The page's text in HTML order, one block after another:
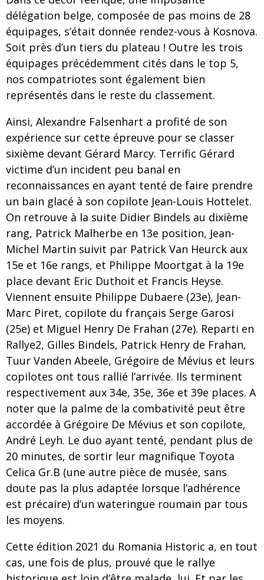
délégation belge, composée de pas moins de 28
équipages, s’était donnée rendez-vous à Kosnova.
Soit près d’un tiers du plateau ! Outre les trois
équipages précédemment cités dans le top 5,
nos compatriotes sont également bien
représentés dans le reste du classement.
Ainsi, Alexandre Falsenhart a profité de son
expérience sur cette épreuve pour se classer
sixième devant Gérard Marcy. Terrific Gérard
victime d’un incident peu banal en
reconnaissances en ayant tenté de faire prendre
un bain glacé à son copilote Jean-Louis Hottelet.
On retrouve à la suite Didier Bindels au dixième
rang, Patrick Malherbe en 13e position, Jean-
Michel Martin suivit par Patrick Van Heurck aux
15e et 16e rangs, et Philippe Moortgat à la 19e
place devant Eric Duthoit et Francis Heyse.
Viennent ensuite Philippe Dubaere (23e), Jean-
Marc Piret, copilote du français Serge Garosi
(25e) et Miguel Henry De Frahan (27e). Reparti en
Rallye2, Gilles Bindels, Patrick Henry de Frahan,
Tuur Vanden Abeele, Grégoire de Mévius et leurs
copilotes ont tous rallié l’arrivée. Ils terminent
respectivement aux 34e, 35e, 36e et 39e places. A
noter que la palme de la combativité peut être
accordée à Grégoire De Mévius et son copilote,
André Leyh. Le duo ayant tenté, pendant plus de
20 minutes, de sortir leur magnifique Toyota
Celica Gr.B (une autre pièce de musée, sans
doute pas la plus adaptée lorsque l’adhérence
est précaire) d’un wateringue roumain par tous
les moyens.
Cette édition 2021 du Romania Historic a, en tout
cas, une fois de plus, prouvé que le rallye